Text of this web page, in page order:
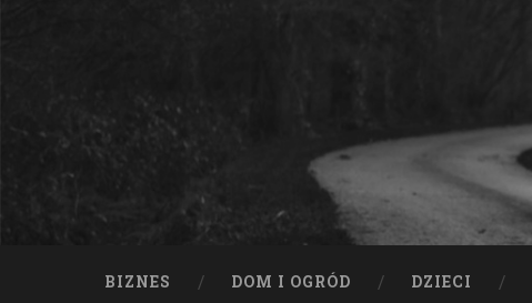
BIZNES DOM I OGRÓD DZIECI